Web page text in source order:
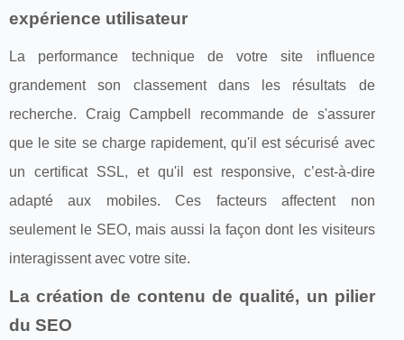
expérience utilisateur
La performance technique de votre site influence
grandement son classement dans les résultats de
recherche. Craig Campbell recommande de s'assurer
que le site se charge rapidement, qu'il est sécurisé avec
un certificat SSL, et qu'il est responsive, c’est-à-dire
adapté aux mobiles. Ces facteurs affectent non
seulement le SEO, mais aussi la façon dont les visiteurs
interagissent avec votre site.
La création de contenu de qualité, un pilier
du SEO